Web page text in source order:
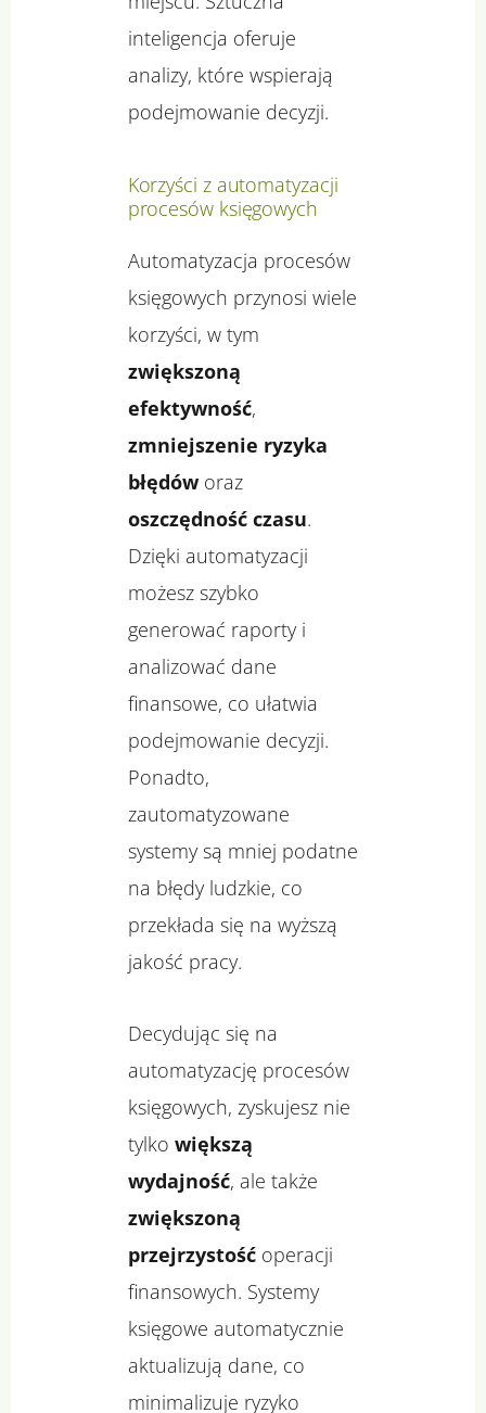
inteligencja oferuje
analizy, które wspierają
podejmowanie decyzji.
Korzyści z automatyzacji
procesów księgowych
Automatyzacja procesów
księgowych przynosi wiele
korzyści, w tym
zwiększoną
efektywność,
zmniejszenie ryzyka
błędóworaz
oszczędność czasu.
Dzięki automatyzacji
możesz szybko
generować raporty i
analizować dane
finansowe, co ułatwia
podejmowanie decyzji.
Ponadto,
zautomatyzowane
systemy są mniej podatne
na błędy ludzkie, co
przekłada się na wyższą
jakość pracy.
Decydując się na
automatyzację procesów
księgowych, zyskujesz nie
tylko większą
wydajność, ale także
zwiększoną
przejrzystośćoperacji
finansowych. Systemy
księgowe automatycznie
aktualizują dane, co
minimalizuje ryzyko